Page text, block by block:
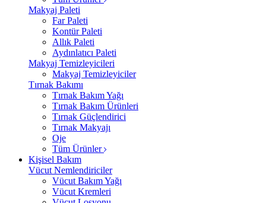
Makyaj Paleti
Far Paleti
Kontür Paleti
Allık Paleti
Aydınlatıcı Paleti
Makyaj Temizleyicileri
Makyaj Temizleyiciler
Tırnak Bakımı
Tırnak Bakım Yağı
Tırnak Bakım Ürünleri
Tırnak Güçlendirici
Tırnak Makyajı
Oje
Tüm Ürünler
Kişisel Bakım
Vücut Nemlendiriciler
Vücut Bakım Yağı
Vücut Kremleri